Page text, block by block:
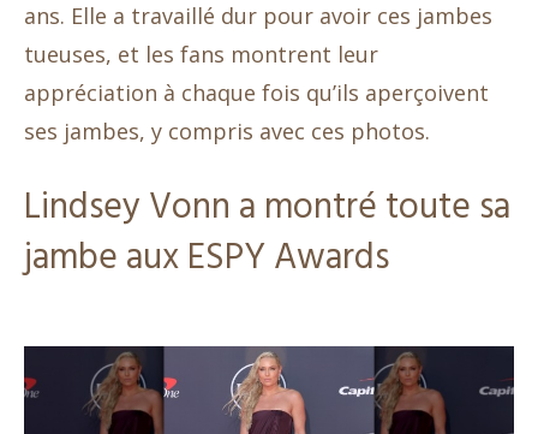
ans. Elle a travaillé dur pour avoir ces jambes
tueuses, et les fans montrent leur
appréciation à chaque fois qu’ils aperçoivent
ses jambes, y compris avec ces photos.
Lindsey Vonn a montré toute sa
jambe aux ESPY Awards